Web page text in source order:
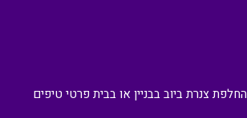
החלפת צנרת ביוב בבניין או בבית פרטי טיפים